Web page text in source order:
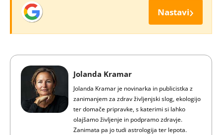
Nastavi›
Jolanda Kramar
Jolanda Kramar je novinarka in publicistka z
zanimanjem za zdrav življenjski slog, ekologijo
ter domače pripravke, s katerimi si lahko
olajšamo življenje in podpramo zdravje.
Zanimata pa jo tudi astrologija ter lepota.